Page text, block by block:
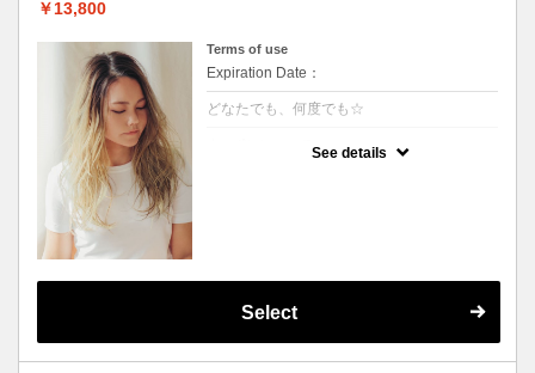
￥13,800
Terms of use
Expiration Date：
どなたでも、何度でも☆
See details
Select